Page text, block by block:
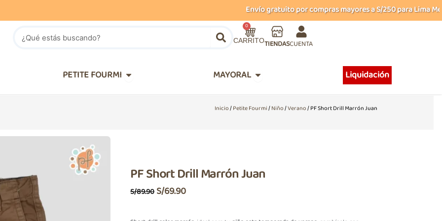
Envío gratuito por compras mayores a S/250 para Lima
0
Carrito
TIENDASCUENTA
PETITE FOURMI Abrir PETITE FOURMI MAYORAL Abrir MAYORAL Liquidación
Inicio/Petite Fourmi/Niño/Verano/ PF Short Drill Marrón Juan
PF Short Drill Marrón Juan
S/89.90 El
S/69.90El